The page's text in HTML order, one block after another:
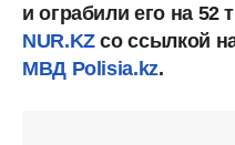
и ограбили его на 52
NUR.KZсо ссылкой
МВД Polisia.kz.